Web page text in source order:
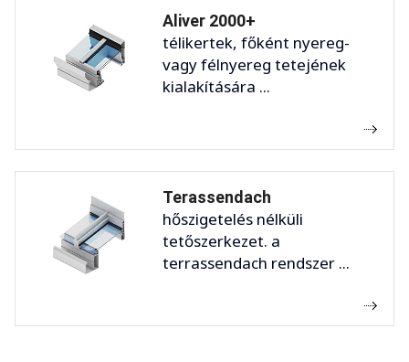
Aliver 2000+
télikertek, főként nyereg-
vagy félnyereg tetejének
kialakítására ...
Terassendach
hőszigetelés nélküli
tetőszerkezet. a
terrassendach rendszer ...